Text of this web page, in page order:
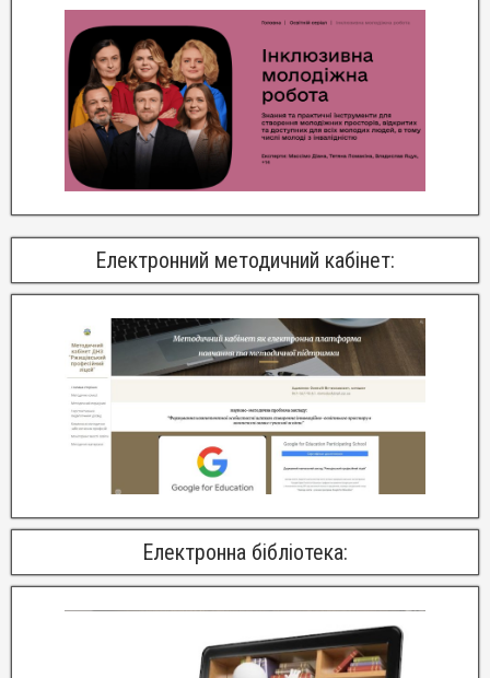
Електронний методичний кабінет:
Електронна бібліотека: